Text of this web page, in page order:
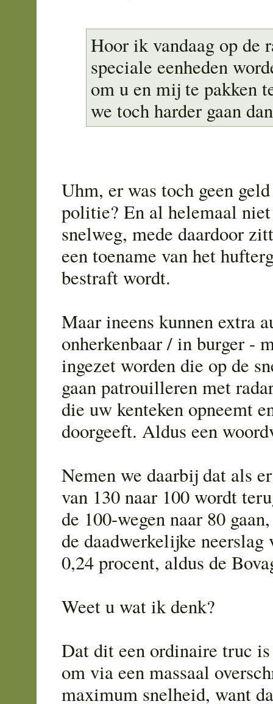
Hoor ik vandaag op de
speciale eenheden
om u en mij te pakken
we toch harder gaan
Uhm, er was toch geen
politie? En al helemaal
snelweg, mede daardoor
een toename van het
bestraft wordt.
Maar ineens kunnen extra
onherkenbaar / in burger -
ingezet worden die op de
gaan patrouilleren met
die uw kenteken opneemt
doorgeeft. Aldus een
Nemen we daarbij dat als
van 130 naar 100 wordt
de 100-wegen naar 80
de daadwerkelijke neerslag
0,24 procent, aldus de
Weet u wat ik denk?
Dat dit een ordinaire truc
om via een massaal
maximum snelheid, want